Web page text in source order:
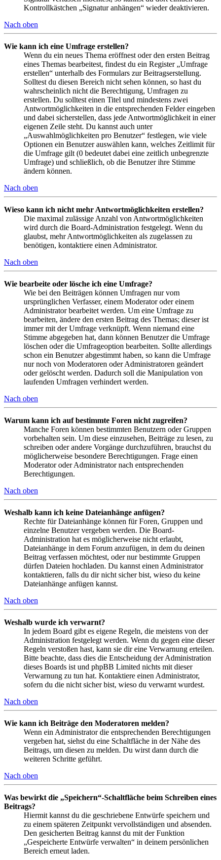
Kontrollkästchen „Signatur anhängen“ wieder deaktivieren.
Nach oben
Wie kann ich eine Umfrage erstellen?
Wenn du ein neues Thema eröffnest oder den ersten Beitrag
eines Themas bearbeitest, findest du ein Register „Umfrage
erstellen“ unterhalb des Formulars zur Beitragserstellung.
Solltest du diesen Bereich nicht sehen können, so hast du
wahrscheinlich nicht die Berechtigung, Umfragen zu
erstellen. Du solltest einen Titel und mindestens zwei
Antwortmöglichkeiten in die entsprechenden Felder eingeben
und dabei sicherstellen, dass jede Antwortmöglichkeit in einer
eigenen Zeile steht. Du kannst auch unter
„Auswahlmöglichkeiten pro Benutzer“ festlegen, wie viele
Optionen ein Benutzer auswählen kann, welches Zeitlimit für
die Umfrage gilt (0 bedeutet dabei eine zeitlich unbegrenzte
Umfrage) und schließlich, ob die Benutzer ihre Stimme
ändern können.
Nach oben
Wieso kann ich nicht mehr Antwortmöglichkeiten erstellen?
Die maximal zulässige Anzahl von Antwortmöglichkeiten
wird durch die Board-Administration festgelegt. Wenn du
glaubst, mehr Antwortmöglichkeiten als zugelassen zu
benötigen, kontaktiere einen Administrator.
Nach oben
Wie bearbeite oder lösche ich eine Umfrage?
Wie bei den Beiträgen können Umfragen nur vom
ursprünglichen Verfasser, einem Moderator oder einem
Administrator bearbeitet werden. Um eine Umfrage zu
bearbeiten, ändere den ersten Beitrag des Themas; dieser ist
immer mit der Umfrage verknüpft. Wenn niemand eine
Stimme abgegeben hat, dann können Benutzer die Umfrage
löschen oder die Umfrageoption bearbeiten. Sollte allerdings
schon ein Benutzer abgestimmt haben, so kann die Umfrage
nur noch von Moderatoren oder Administratoren geändert
oder gelöscht werden. Dadurch soll die Manipulation von
laufenden Umfragen verhindert werden.
Nach oben
Warum kann ich auf bestimmte Foren nicht zugreifen?
Manche Foren können bestimmten Benutzern oder Gruppen
vorbehalten sein. Um diese einzusehen, Beiträge zu lesen, zu
schreiben oder andere Vorgänge durchzuführen, brauchst du
möglicherweise besondere Berechtigungen. Frage einen
Moderator oder Administrator nach entsprechenden
Berechtigungen.
Nach oben
Weshalb kann ich keine Dateianhänge anfügen?
Rechte für Dateianhänge können für Foren, Gruppen und
einzelne Benutzer vergeben werden. Die Board-
Administration hat es möglicherweise nicht erlaubt,
Dateianhänge in dem Forum anzufügen, in dem du deinen
Beitrag verfassen möchtest, oder nur bestimmte Gruppen
dürfen Dateien hochladen. Du kannst einen Administrator
kontaktieren, falls du dir nicht sicher bist, wieso du keine
Dateianhänge anfügen kannst.
Nach oben
Weshalb wurde ich verwarnt?
In jedem Board gibt es eigene Regeln, die meistens von der
Administration festgelegt werden. Wenn du gegen eine dieser
Regeln verstoßen hast, kann sie dir eine Verwarnung erteilen.
Bitte beachte, dass dies die Entscheidung der Administration
dieses Boards ist und phpBB Limited nichts mit dieser
Verwarnung zu tun hat. Kontaktiere einen Administrator,
sofern du die nicht sicher bist, wieso du verwarnt wurdest.
Nach oben
Wie kann ich Beiträge den Moderatoren melden?
Wenn ein Administrator die entsprechenden Berechtigungen
vergeben hat, siehst du eine Schaltfläche in der Nähe des
Beitrags, um diesen zu melden. Du wirst dann durch die
weiteren Schritte geführt.
Nach oben
Was bewirkt die „Speichern“-Schaltfläche beim Schreiben eines
Beitrags?
Hiermit kannst du die geschriebene Entwürfe speichern und
zu einem späteren Zeitpunkt vervollständigen und absenden.
Den gesicherten Beitrag kannst du mit der Funktion
„Gespeicherte Entwürfe verwalten“ in deinem persönlichen
Bereich erneut laden.